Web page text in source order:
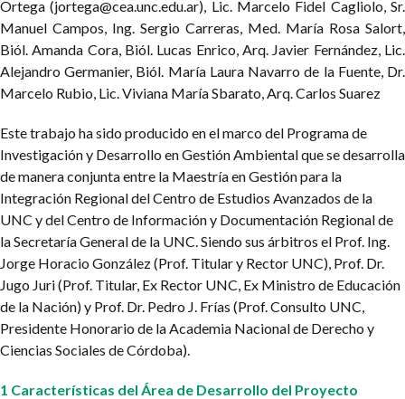
Ortega (jortega@cea.unc.edu.ar), Lic. Marcelo Fidel Cagliolo, Sr.
Manuel Campos, Ing. Sergio Carreras, Med. María Rosa Salort,
Biól. Amanda Cora, Biól. Lucas Enrico, Arq. Javier Fernández, Lic.
Alejandro Germanier, Biól. María Laura Navarro de la Fuente, Dr.
Marcelo Rubio, Lic. Viviana María Sbarato, Arq. Carlos Suarez
Este trabajo ha sido producido en el marco del Programa de
Investigación y Desarrollo en Gestión Ambiental que se desarrolla
de manera conjunta entre la Maestría en Gestión para la
Integración Regional del Centro de Estudios Avanzados de la
UNC y del Centro de Información y Documentación Regional de
la Secretaría General de la UNC. Siendo sus árbitros el Prof. Ing.
Jorge Horacio González (Prof. Titular y Rector UNC), Prof. Dr.
Jugo Juri (Prof. Titular, Ex Rector UNC, Ex Ministro de Educación
de la Nación) y Prof. Dr. Pedro J. Frías (Prof. Consulto UNC,
Presidente Honorario de la Academia Nacional de Derecho y
Ciencias Sociales de Córdoba).
1 Características del Área de Desarrollo del Proyecto